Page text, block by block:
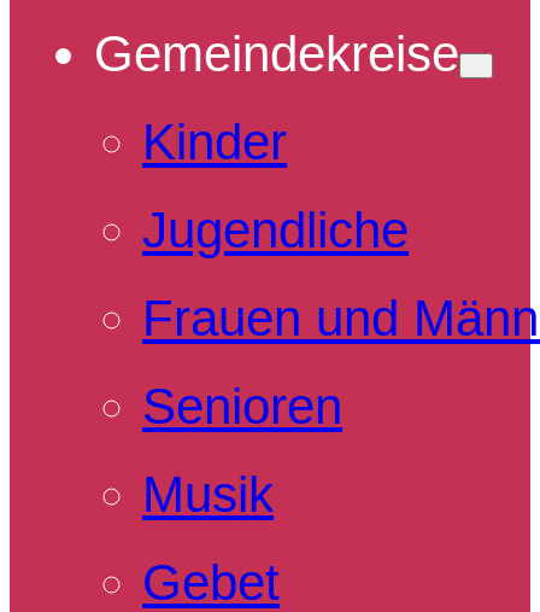
Gemeindekreise
Kinder
Jugendliche
Frauen und
Senioren
Musik
Gebet